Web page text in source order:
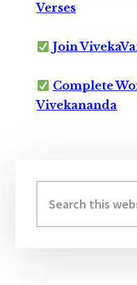
Verses
Join
Complete
Vivekananda
Sidebar
this
website